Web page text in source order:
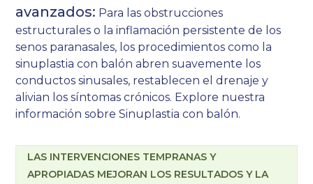
avanzados: Para las obstrucciones
estructurales o la inflamación persistente de los
senos paranasales, los procedimientos como la
sinuplastia con balón abren suavemente los
conductos sinusales, restablecen el drenaje y
alivian los síntomas crónicos. Explore nuestra
información sobreSinuplastia con balón.
LAS INTERVENCIONES TEMPRANAS Y
APROPIADAS MEJORAN LOS RESULTADOS Y LA